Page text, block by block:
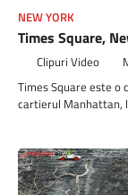
NEW YORK
Times Square,
Clipuri Video
Times Square este o
cartierul Manhattan,